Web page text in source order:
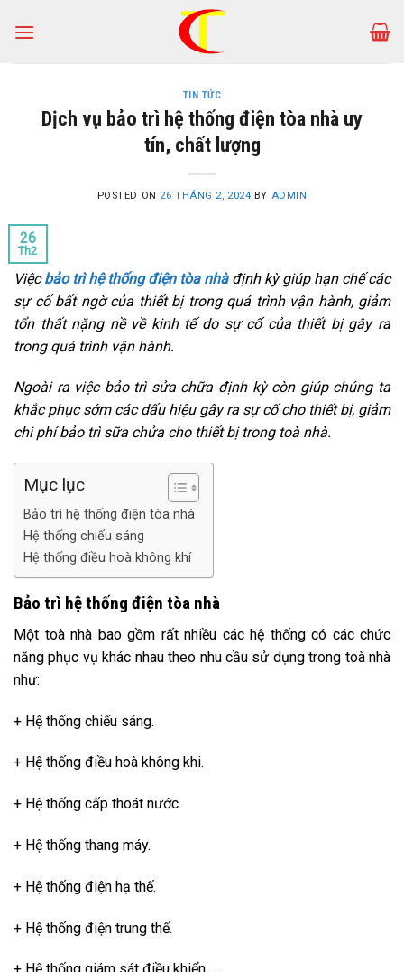
TIN TỨC
Dịch vụ bảo trì hệ thống điện tòa nhà uy
tín, chất lượng
POSTED ON 26 THÁNG 2, 2024 BY ADMIN
26
Th2
Việcbảo trì hệ thống điện tòa nhàđịnh kỳ giúp hạn chế các
sự cố bất ngờ của thiết bị trong quá trình vận hành, giảm
tổn thất nặng nề về kinh tế do sự cố của thiết bị gây ra
trong quá trình vận hành.
Ngoài ra việc bảo trì sửa chữa định kỳ còn giúp chúng ta
khắc phục sớm các dấu hiệu gây ra sự cố cho thiết bị, giảm
chi phí bảo trì sữa chửa cho thiết bị trong toà nhà.
Mục lục
Bảo trì hệ thống điện tòa nhà
Hệ thống chiếu sáng
Hệ thống điều hoà không khí
Bảo trì hệ thống điện tòa nhà
Một toà nhà bao gồm rất nhiều các hệ thống có các chức
năng phục vụ khác nhau theo nhu cầu sử dụng trong toà nhà
như:
+ Hệ thống chiếu sáng.
+ Hệ thống điều hoà không khi.
+ Hệ thống cấp thoát nước.
+ Hệ thống thang máy.
+ Hệ thống điện hạ thế.
+ Hệ thống điện trung thế.